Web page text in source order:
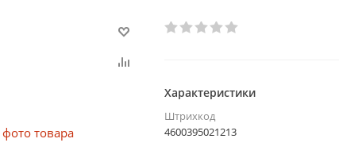
Характеристики
Штрихкод
4600395021213